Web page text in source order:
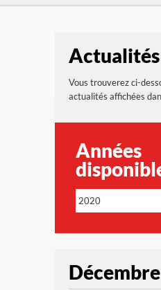
Actualités
Vous trouverez ci-
actualités affichées
Années